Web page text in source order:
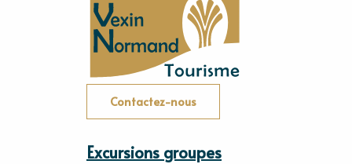
Contactez-nous
Excursions groupes